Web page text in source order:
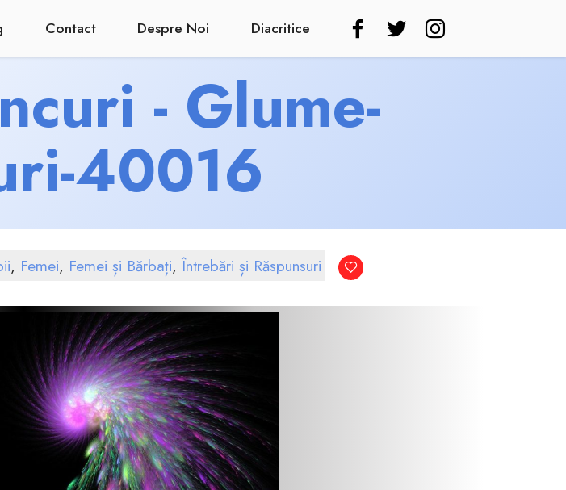
Contact Despre Noi Diacritice
- Glume-
40016
, Femei, Femei și Bărbați,Întrebări și Răspunsuri